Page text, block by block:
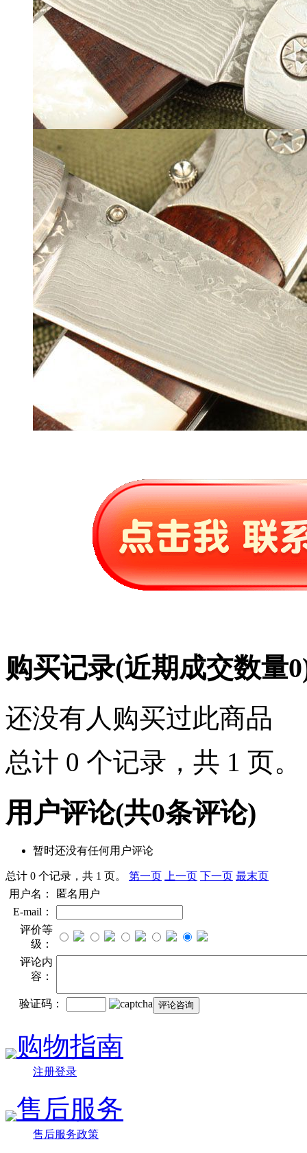
购买记录(近期成交数量0
还没有人购买过此商品
总计 0 个记录，共 1 页。
用户评论(共0条评论)
暂时还没有任何用户评论
总计 0 个记录，共 1 页。 第一页 上一页 下一页 最末页
用户名：
匿名用户
E-mail：
评价等
级：
评论内
容：
验证码：
购物指南
注册登录
售后服务
售后服务政策